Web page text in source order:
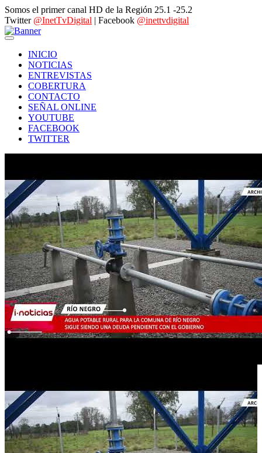
Somos el primer canal HD de la Región 25.1 -25.2
Twitter @InetTvDigital | Facebook @inettvdigital
INICIO
NOTICIAS
ENTREVISTAS
COBERTURA
CONTACTO
SEÑAL ONLINE
YOUTUBE
FACEBOOK
TWITTER